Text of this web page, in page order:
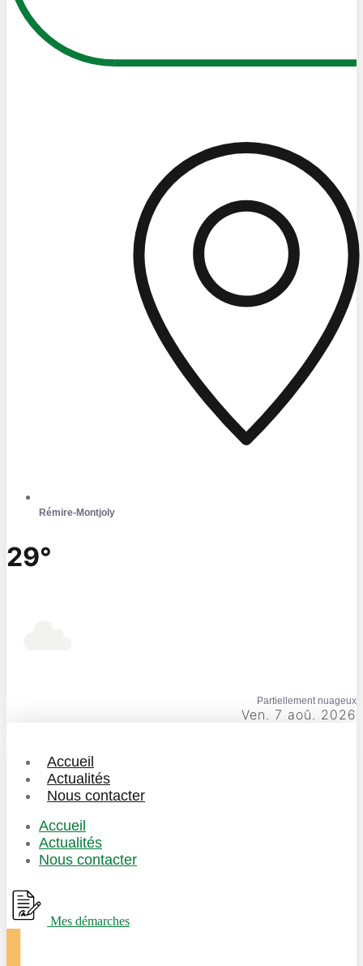
Rémire-Montjoly
29°
Partiellement nuageux
Ven. 7 aoû. 2026
Accueil
Actualités
Nous contacter
Accueil
Actualités
Nous contacter
Mes démarches